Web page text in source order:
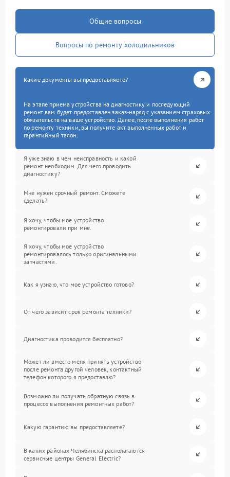
Общие вопросы
Вопросы по ремонту холодильников
Какие документы вы предоставляете?
На этапе приема устройства на диагностику и последующий
ремонт вам будет предоставлен заказ-наряд с указанием страховых
обязательств на ваше устройство. Далее, после выполнения работ
по ремонту техники, вы получите акт выполненных работ и
гарантийный талон.
Я уже знаю в чем неисправность и какой
ремонт необходим. Для чего проводить
диагностику?
Мне нужен срочный ремонт. Сможете
сделать?
Я хочу, чтобы мое устройство
ремонтировали при мне.
Я хочу, чтобы мое устройство
ремонтировалось только оригинальными
запчастями.
Как я узнаю, что мое устройство готово?
От чего зависит срок ремонта техники?
Диагностика проводится бесплатно?
Может ли вместо меня принять устройство
после ремонта другой человек, контактный
телефон которого я предоставлю?
Возможно ли получать обратную связь в
процессе выполнения ремонтных работ?
Какую гарантию вы предоставляете?
В каких районах Челябинска располагаются
сервисные центры General Electric?